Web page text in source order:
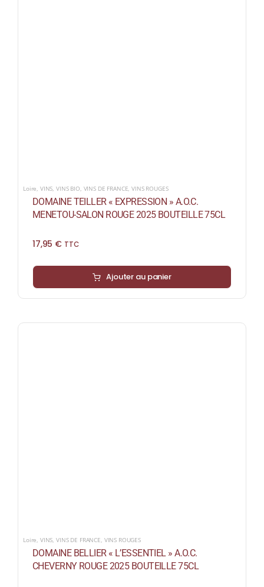
Loire, VINS,VINS BIO, VINS DE FRANCE,VINS ROUGES
DOMAINE TEILLER « EXPRESSION » A.O.C.
MENETOU-SALON ROUGE 2025 BOUTEILLE 75CL
17,95 € TTC
Ajouter au panier
Loire, VINS,VINS DE FRANCE, VINS ROUGES
DOMAINE BELLIER « L’ESSENTIEL » A.O.C.
CHEVERNY ROUGE 2025 BOUTEILLE 75CL